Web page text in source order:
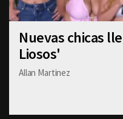
Nuevas chicas
Liosos'
Allan Martinez